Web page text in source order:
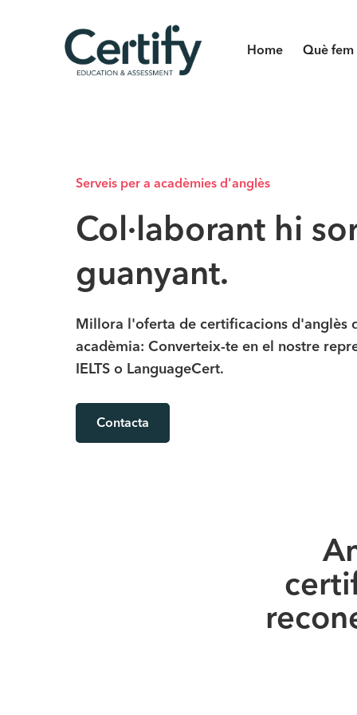
Home Què fem
Serveis per a acadèmies d'anglès
Col·laborant hi
guanyant.
Millora l'oferta de certificacions d'anglès
acadèmia: Converteix-te en el nostre
IELTS o LanguageCert.
Contacta